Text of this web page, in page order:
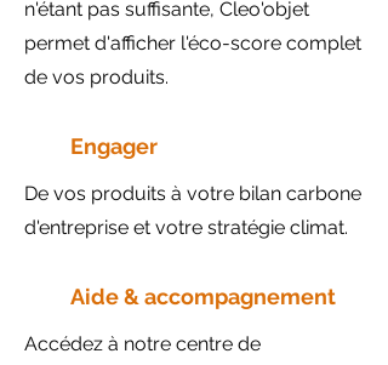
n'étant pas suffisante, Cleo'objet
permet d'afficher l'éco-score complet
de vos produits.
Engager
De vos produits à votre bilan carbone
d'entreprise et votre stratégie climat.
Aide & accompagnement
Accédez à notre centre de